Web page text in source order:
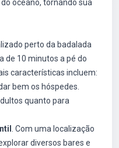
oceano, tornando sua
perto da badalada
de 10 minutos a pé do
características incluem:
bem os hóspedes.
quanto para
. Com uma localização
diversos bares e